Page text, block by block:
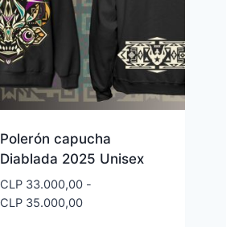
Polerón capucha
Diablada 2025 Unisex
CLP33.000,00 -
CLP35.000,00Rango